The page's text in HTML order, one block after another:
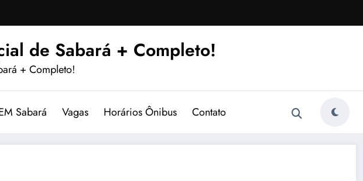
de Sabará + Completo!
+ Completo!
Sabará Vagas Horários Ônibus Contato